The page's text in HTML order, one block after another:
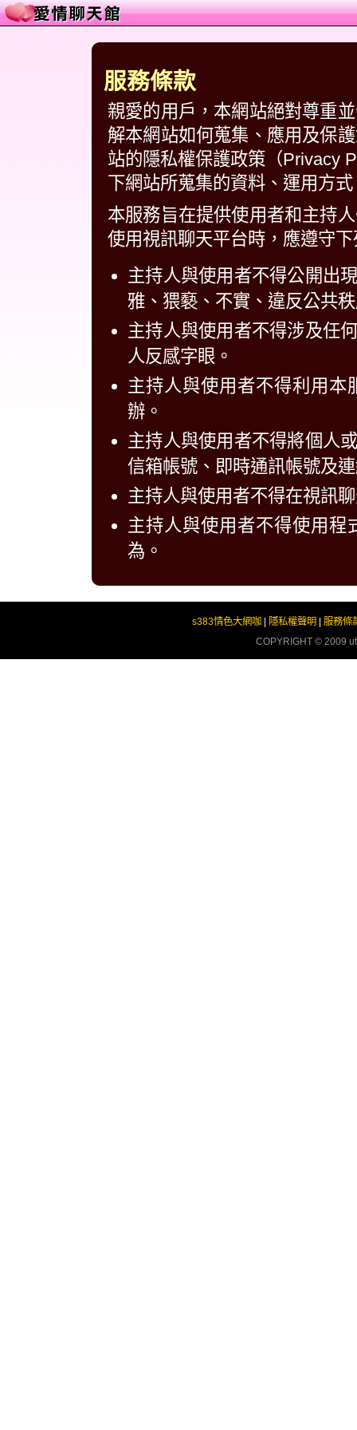
服務條款
親愛的用戶，本網站絕對尊重
解本網站如何蒐集、應用及保
站的隱私權保護政策（Privacy
下網站所蒐集的資料、運用方
本服務旨在提供使用者和主持
使用視訊聊天平台時，應遵守
主持人與使用者不得公開出
雅、猥褻、不實、違反公共
主持人與使用者不得涉及任
人反感字眼。
主持人與使用者不得利用
辦。
主持人與使用者不得將個人
信箱帳號、即時通訊帳號及
主持人與使用者不得在視訊
主持人與使用者不得使用
為。
s383情色大網咖 隱私權聲明
服務條
COPYRIGHT © 2009